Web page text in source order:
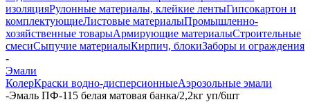
изоляцияРулонные материалы, клейкие лентыГипсокартон и
комплектующиеЛистовые материалыПромышленно-
хозяйственные товарыАрмирующие материалыСтроительные
смесиСыпучие материалыКирпич, блокиЗаборы и ограждения
-
Эмали
КолерКраски водно-дисперсионныеАэрозольные эмали
-Эмаль ПФ-115 белая матовая банка/2,2кг уп/6шт